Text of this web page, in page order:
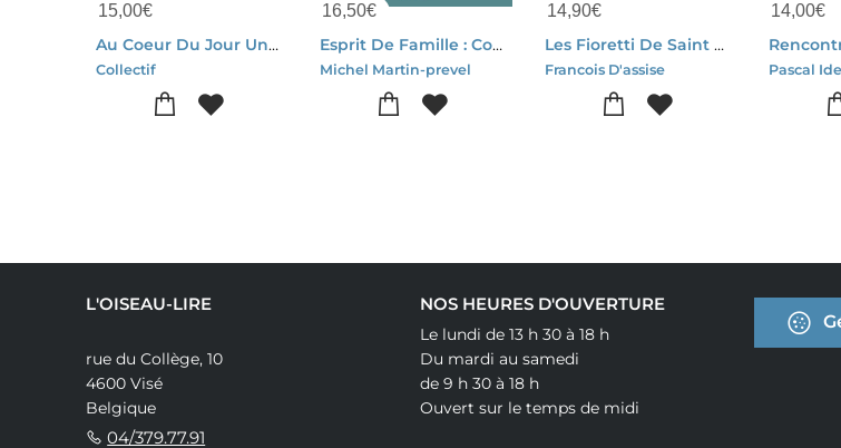
15,00€
Au Coeur Du Jour Une Parole : Calendrier (edition 2027)
Collectif
16,50€
Esprit De Famille : Construire Le Bonheur Ensemble
Michel Martin-prevel
14,90€
Les Fioretti De Saint Francois. Suivi De La Joie Parfaite
Francois D'assise
14,00€
Pascal Ide
L'OISEAU-LIRE
rue du Collège, 10
4600 Visé
Belgique
04/379.77.91
NOS HEURES D'OUVERTURE
Le lundi de 13 h 30 à 18 h
Du mardi au samedi
de 9 h 30 à 18 h
Ouvert sur le temps de midi